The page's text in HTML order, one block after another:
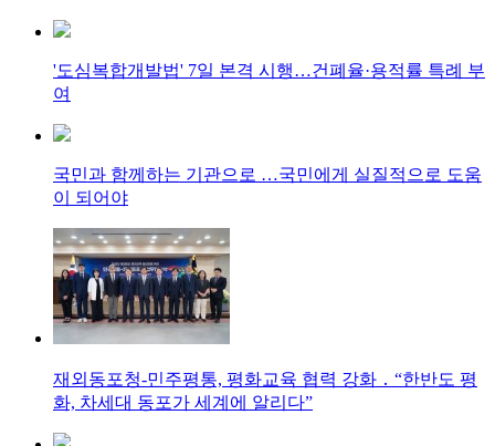
'도심복합개발법' 7일 본격 시행…건폐율·용적률 특례 부
여
국민과 함께하는 기관으로 …국민에게 실질적으로 도움
이 되어야
재외동포청-민주평통, 평화교육 협력 강화 ․ “한반도 평
화, 차세대 동포가 세계에 알리다”